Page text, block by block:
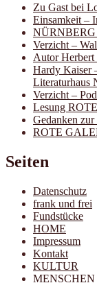
Zu Gast bei
Einsamkeit –
NÜRNBERG
Verzicht –
Autor Herbert
Hardy Kaiser
Literaturhaus
Verzicht –
Lesung
Gedanken
ROTE
Seiten
Datenschutz
frank und frei
Fundstücke
HOME
Impressum
Kontakt
KULTUR
MENSCHEN